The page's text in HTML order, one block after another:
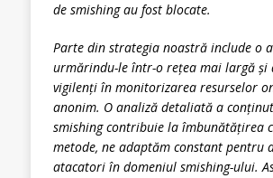
de smishing au fost blocate.
Parte din strategia noastră include o
urmărindu-le într-o rețea mai largă și
vigilenți în monitorizarea resurselor
anonim. O analiză detaliată a
smishing contribuie la îmbunătățirea
metode, ne adaptăm constant
atacatori în domeniul smishing-ului.